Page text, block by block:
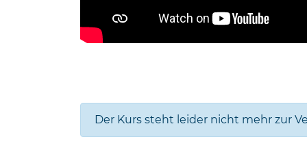
Der Kurs steht leider nicht mehr zur